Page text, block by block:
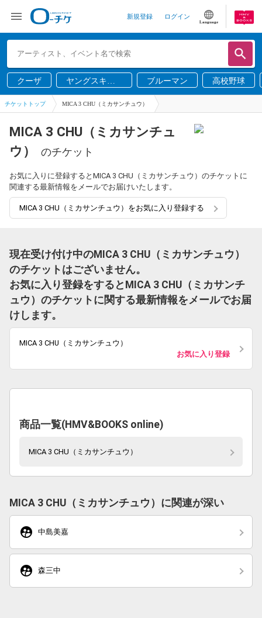
新規登録 ログイン
Language
クーザ
ヤングスキニ
ー
ブルーマン 高校野球
チケットトップ MICA 3 CHU（ミカサンチュウ）
MICA 3 CHU（ミカサンチュ
ウ）
のチケット
お気に入りに登録するとMICA 3 CHU（ミカサンチュウ）のチケットに
関連する最新情報をメールでお届けいたします。
MICA 3 CHU（ミカサンチュウ）をお気に入り登録する
現在受け付け中のMICA 3 CHU（ミカサンチュウ）
のチケットはございません。
お気に入り登録をするとMICA 3 CHU（ミカサンチ
ュウ）のチケットに関する最新情報をメールでお届
けします。
MICA 3 CHU（ミカサンチュウ）
お気に入り登録
商品一覧(HMV&BOOKS online)
MICA 3 CHU（ミカサンチュウ）
MICA 3 CHU（ミカサンチュウ）に関連が深い
supervised_user_circle 中島美嘉
supervised_user_circle 森三中